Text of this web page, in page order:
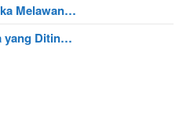
Melawan…
yang Ditin…